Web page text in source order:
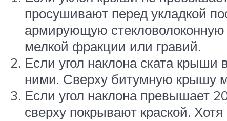
просушивают перед укладкой
армирующую
мелкой фракции или гравий.
Если угол наклона ската
ними. Сверху битумную крышу
Если угол наклона превышает
сверху покрывают краской.